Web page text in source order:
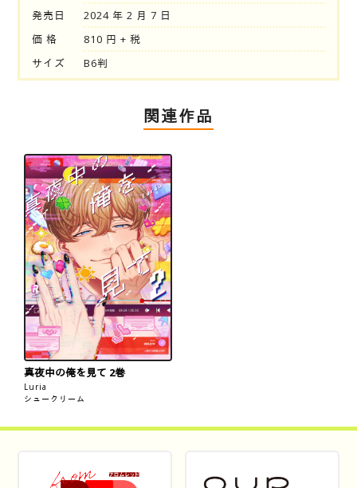
発売日
2024 年 2 月 7 日
価 格
810 円 + 税
サイズ
B6判
関連作品
真夜中の俺を見て 2巻
Luria
シュークリーム